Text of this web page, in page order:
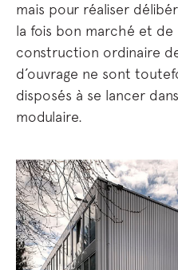
mais pour réaliser
la fois bon marché et de
construction ordinaire
d’ouvrage ne sont
disposés à se lancer
modulaire.